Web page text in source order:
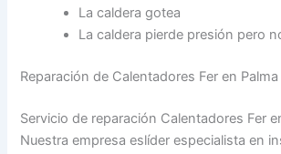
La caldera gotea
La caldera pierde presión pero
Reparación de Calentadores Fer en Palma
Servicio de reparación Calentadores Fer
Nuestra empresa eslíder especialista en